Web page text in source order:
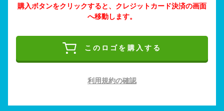
購入ボタンをクリックすると、クレジットカード決済の画面
へ移動します。
このロゴを購入する
利用規約の確認